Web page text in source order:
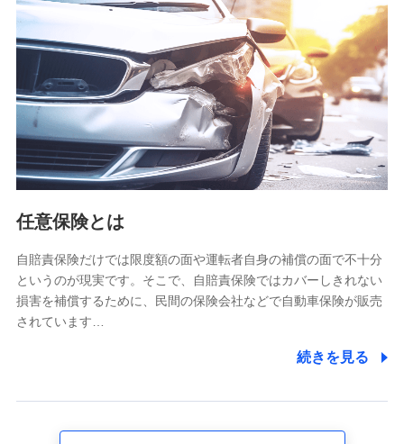
【共同して利用される利用データの項目】
当社又は株式会社NTTドコモがサービス提供等を通じて取得
した、以下の情報などの個人データ
基本情報
氏名、電話番号、メールアドレス、お客さまの識別子、
属性、連絡先、dポイントサービスのご利用に関する情
報。例として、dポイントカード番号、性別、年齢、家族
構成、住所、dポイント残高、dポイント利用履歴などが
含まれます。
当社又は株式会社NTTドコモが提供する各種サービスな
又は株式会社NTTドコモが提供する各種サービスのご契
約状態・ご利用履歴インターネット利用時の行動に関す
る情報、アプリケーション利用時の行動に関する情報、
購入されたサービスや商品の名称・購入場所・決済に関
する情報、アンケートの回答に関する情報などが含まれ
任意保険とは
自賠責保険だけでは限度額の面や運転者自身の補償の面で不十分
というのが現実です。そこで、自賠責保険ではカバーしきれない
損害を補償するために、民間の保険会社などで自動車保険が販売
されています…
続きを見る